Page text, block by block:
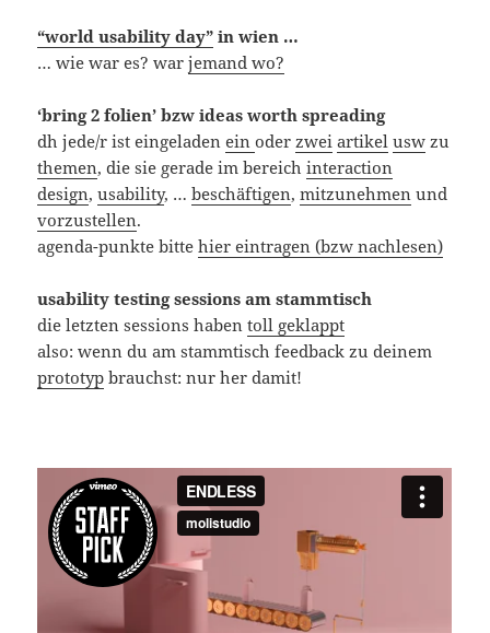
“world usability day” in wien …
… wie war es? warjemand wo?
‘bring 2 folien’ bzw ideas worth spreading
dh jede/r ist eingeladeneinoderzwei artikel usw zu
themen, die sie gerade im bereichinteraction
design,usability, …beschäftigen,mitzunehmen und
vorzustellen.
agenda-punkte bittehier eintragen (bzw nachlesen)
usability testing sessions am stammtisch
die letzten sessions habentoll geklappt
also: wenn du am stammtisch feedback zu deinem
prototyp brauchst: nur her damit!